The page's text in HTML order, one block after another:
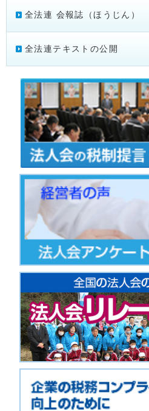
全法連 会報誌（ほうじん）
全法連テキストの公開